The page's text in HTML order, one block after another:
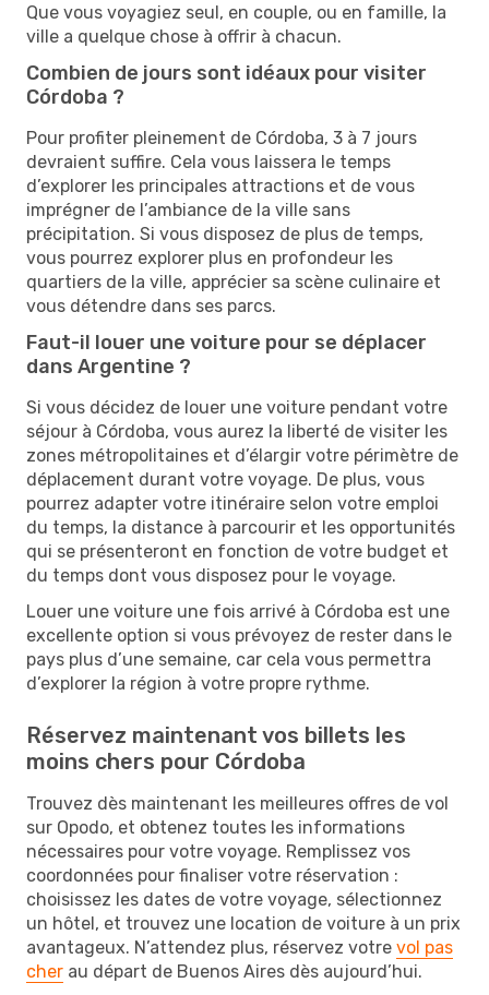
Que vous voyagiez seul, en couple, ou en famille, la
ville a quelque chose à offrir à chacun.
Combien de jours sont idéaux pour visiter
Córdoba ?
Pour profiter pleinement de Córdoba, 3 à 7 jours
devraient suffire. Cela vous laissera le temps
d’explorer les principales attractions et de vous
imprégner de l’ambiance de la ville sans
précipitation. Si vous disposez de plus de temps,
vous pourrez explorer plus en profondeur les
quartiers de la ville, apprécier sa scène culinaire et
vous détendre dans ses parcs.
Faut-il louer une voiture pour se déplacer
dans Argentine ?
Si vous décidez de louer une voiture pendant votre
séjour à Córdoba, vous aurez la liberté de visiter les
zones métropolitaines et d’élargir votre périmètre de
déplacement durant votre voyage. De plus, vous
pourrez adapter votre itinéraire selon votre emploi
du temps, la distance à parcourir et les opportunités
qui se présenteront en fonction de votre budget et
du temps dont vous disposez pour le voyage.
Louer une voiture une fois arrivé à Córdoba est une
excellente option si vous prévoyez de rester dans le
pays plus d’une semaine, car cela vous permettra
d’explorer la région à votre propre rythme.
Réservez maintenant vos billets les
moins chers pour Córdoba
Trouvez dès maintenant les meilleures offres de vol
sur Opodo, et obtenez toutes les informations
nécessaires pour votre voyage. Remplissez vos
coordonnées pour finaliser votre réservation :
choisissez les dates de votre voyage, sélectionnez
un hôtel, et trouvez une location de voiture à un prix
avantageux. N’attendez plus, réservez votre vol pas
cher au départ de Buenos Aires dès aujourd’hui.